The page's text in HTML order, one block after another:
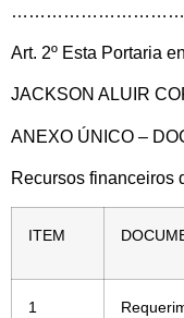
Art. 2º Esta Portaria
JACKSON ALUIR
ANEXO ÚNICO –
Recursos financeiros
ITEM
1